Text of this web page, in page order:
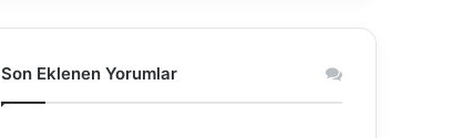
Son Eklenen Yorumlar